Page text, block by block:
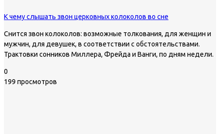
К чему слышать звон церковных колоколов во сне
Снится звон колоколов: возможные толкования, для женщин и
мужчин, для девушек, в соответствии с обстоятельствами.
Трактовки сонников Миллера, Фрейда и Ванги, по дням недели.
0
199 просмотров